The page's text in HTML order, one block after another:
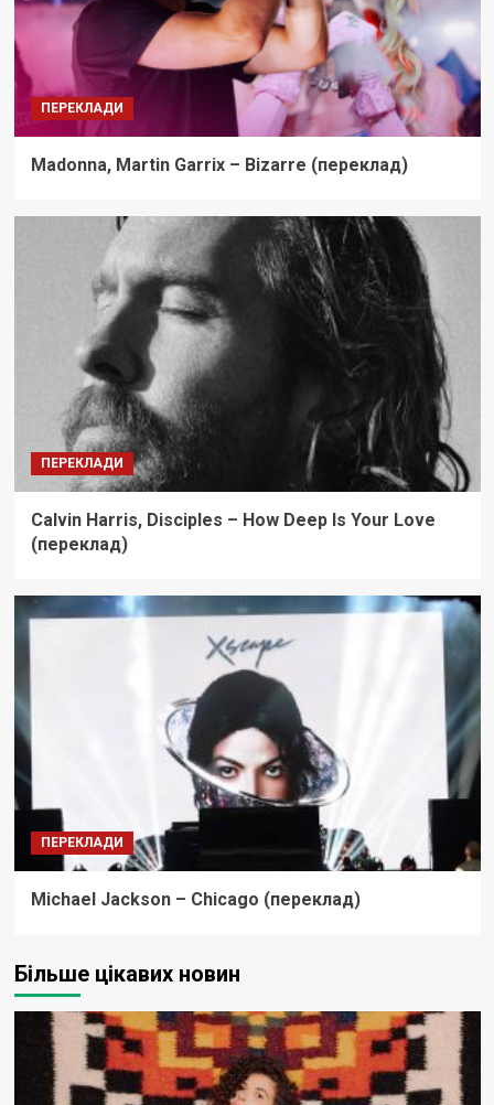
ПЕРЕКЛАДИ
Madonna, Martin Garrix – Bizarre (переклад)
ПЕРЕКЛАДИ
Calvin Harris, Disciples – How Deep Is Your Love
(переклад)
ПЕРЕКЛАДИ
Michael Jackson – Chicago (переклад)
Більше цікавих новин